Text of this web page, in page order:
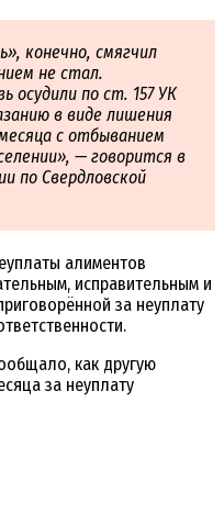
конечно, смягчил
не стал.
осудили по ст. 157 УК
в виде лишения
с отбыванием
— говорится в
по Свердловской
алиментов
исправительным и
за неуплату
как другую
за неуплату